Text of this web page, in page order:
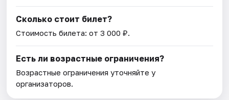
Сколько стоит билет?
Стоимость билета: от 3 000 ₽.
Есть ли возрастные ограничения?
Возрастные ограничения уточняйте у
организаторов.